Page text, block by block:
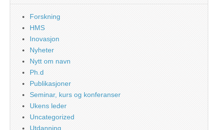
Forskning
HMS
Inovasjon
Nyheter
Nytt om navn
Ph.d
Publikasjoner
Seminar, kurs og konferanser
Ukens leder
Uncategorized
Utdanning